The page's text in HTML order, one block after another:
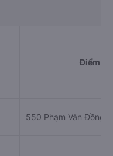
Điểm đi
550 Phạm Văn Đồng